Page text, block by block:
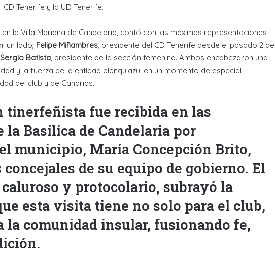
Tenerife y la UD Tenerife.
la Villa Mariana de Candelaria, contó con las máximas representaciones
un lado, Felipe Miñambres, presidente del CD Tenerife desde el pasado 2 de
Sergio Batista, presidente de la sección femenina. Ambos encabezaron una
y la fuerza de la entidad blanquiazul en un momento de especial
del club y de Canarias.
tinerfeñista fue recibida en las
la Basílica de Candelaria por
municipio, María Concepción Brito,
de su equipo de gobierno. El
y protocolario, subrayó la
esta visita tiene no solo para el club,
la comunidad insular, fusionando fe,